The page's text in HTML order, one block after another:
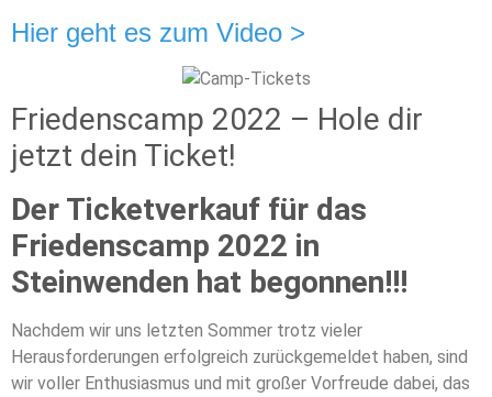
Hier geht es zum Video >
Friedenscamp 2022 – Hole dir
jetzt dein Ticket!
Der Ticketverkauf für das
Friedenscamp 2022 in
Steinwenden hat begonnen!!!
Nachdem wir uns letzten Sommer trotz vieler
Herausforderungen erfolgreich zurückgemeldet haben, sind
wir voller Enthusiasmus und mit großer Vorfreude dabei, das